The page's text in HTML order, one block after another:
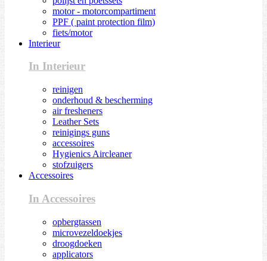
motor - motorcompartiment
PPF ( paint protection film)
fiets/motor
Interieur
In Interieur
reinigen
onderhoud & bescherming
air fresheners
Leather Sets
reinigings guns
accessoires
Hygienics Aircleaner
stofzuigers
Accessoires
In Accessoires
opbergtassen
microvezeldoekjes
droogdoeken
applicators